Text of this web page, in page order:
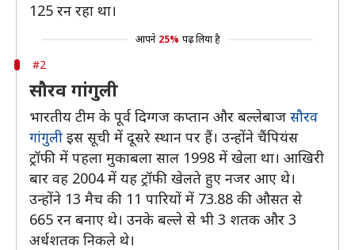
125 रन रहा था।
आपने 25% पढ़ लिया है
#2
सौरव गांगुली
भारतीय टीम के पूर्व दिग्गज कप्तान और बल्लेबाज सौरव
गांगुली इस सूची में दूसरे स्थान पर हैं। उन्होंने चैंपियंस
ट्रॉफी में पहला मुकाबला साल 1998 में खेला था। आखिरी
बार वह 2004 में यह ट्रॉफी खेलते हुए नजर आए थे।
उन्होंने 13 मैच की 11 पारियों में 73.88 की औसत से
665 रन बनाए थे। उनके बल्ले से भी 3 शतक और 3
अर्धशतक निकले थे।